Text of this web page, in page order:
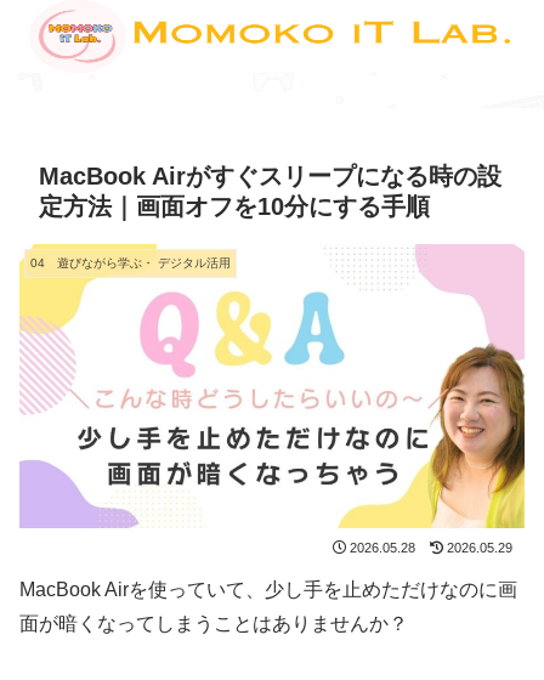
MacBook Airがすぐスリープになる時の設
定方法｜画面オフを10分にする手順
04 遊びながら学ぶ・ デジタル活用
2026.05.28 2026.05.29
MacBook Airを使っていて、少し手を止めただけなのに画
面が暗くなってしまうことはありませんか？